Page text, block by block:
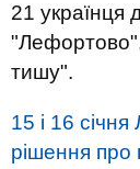
21 українця
тишу".
15 і 16
рішення про